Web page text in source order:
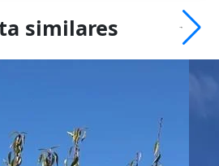
similares